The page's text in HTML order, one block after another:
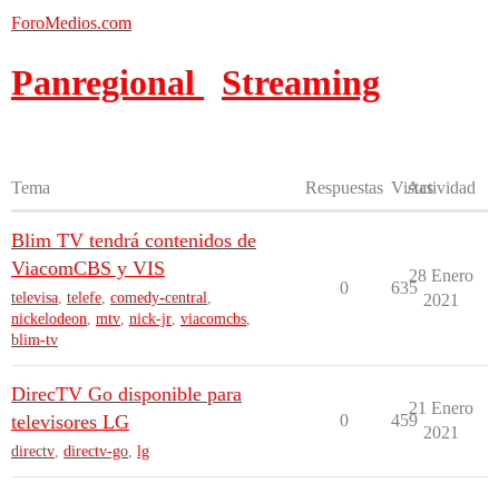
ForoMedios.com
Panregional Streaming
Tema Respuestas Vistas
Actividad
Blim TV tendrá contenidos de
ViacomCBS y VIS
televisa, telefe, comedy-central,
nickelodeon, mtv, nick-jr, viacomcbs,
blim-tv
0 635
28 Enero
2021
DirecTV Go disponible para
televisores LG
directv, directv-go, lg
0 459
21 Enero
2021